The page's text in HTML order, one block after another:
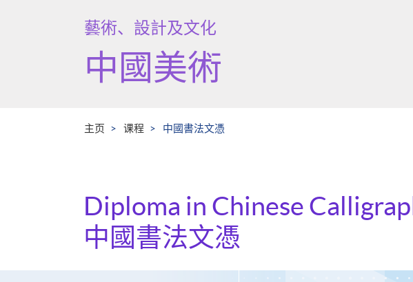
藝術、設計及文化
中國美術
主页 课程 中國書法文憑
Diploma in Chinese
中國書法文憑